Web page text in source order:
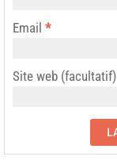
Email *
Site web (facultatif)